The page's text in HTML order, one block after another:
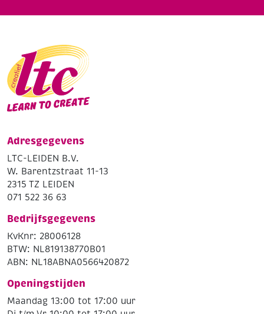
Adresgegevens
LTC-LEIDEN B.V.
W. Barentzstraat 11-13
2315 TZ LEIDEN
071 522 36 63
Bedrijfsgegevens
KvKnr: 28006128
BTW: NL819138770B01
ABN: NL18ABNA0566420872
Openingstijden
Maandag 13:00 tot 17:00 uur